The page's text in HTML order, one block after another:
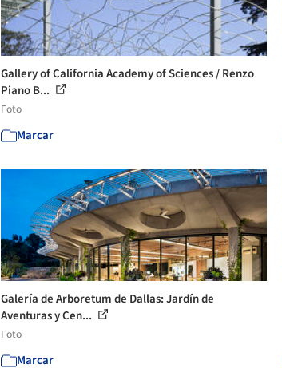
Gallery of California Academy of Sciences / Renzo
Piano B...
Foto
Marcar
Galería de Arboretum de Dallas: Jardín de
Aventuras y Cen...
Foto
Marcar